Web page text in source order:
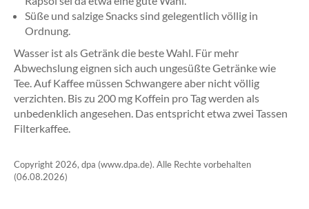
Süße und salzige Snacks sind gelegentlich völlig in
Ordnung.
Wasser ist als Getränk die beste Wahl. Für mehr
Abwechslung eignen sich auch ungesüßte Getränke wie
Tee. Auf Kaffee müssen Schwangere aber nicht völlig
verzichten. Bis zu 200 mg Koffein pro Tag werden als
unbedenklich angesehen. Das entspricht etwa zwei Tassen
Filterkaffee.
Copyright 2026, dpa (www.dpa.de). Alle Rechte vorbehalten
(06.08.2026)